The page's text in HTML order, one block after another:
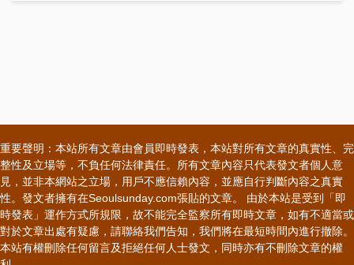
重要聲明：本站所有文章由會員即時發表，本站對所有文章的真實性、完
整性及立場等，不負任何法律責任。所有文章內容只代表發文者個人意
見，並非本網站之立場，用戶不應信賴內容，並應自行判斷內容之真實
性。發文者擁有在Seoulsunday.com張貼的文章。 由於本站是受到「即
時發表」運作方式所規限，故不能完全監察所有即時文章，如有不適當或
對於文章出處有疑慮，請聯絡我們告知，我們將在最短時間內進行撤除。
本站有權刪除任何留言及拒絕任何人士發文，同時亦有不刪除文章的權